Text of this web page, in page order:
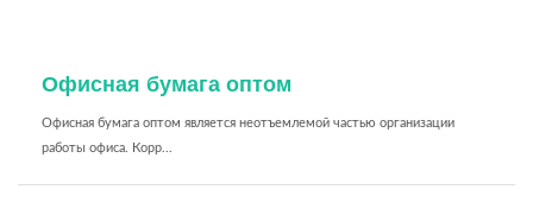
Офисная бумага оптом
Офисная бумага оптом является неотъемлемой частью организации
работы офиса. Корр...